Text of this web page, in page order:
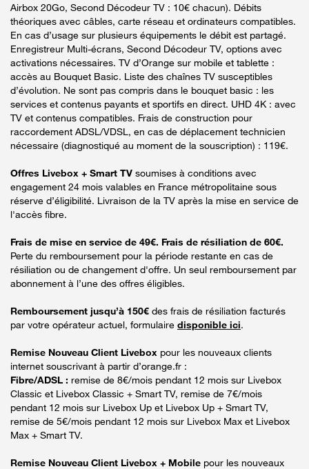
Airbox 20Go, Second Décodeur TV : 10€ chacun). Débits
théoriques avec câbles, carte réseau et ordinateurs compatibles.
En cas d’usage sur plusieurs équipements le débit est partagé.
Enregistreur Multi-écrans, Second Décodeur TV, options avec
activations nécessaires. TV d’Orange sur mobile et tablette :
accès au Bouquet Basic. Liste des chaînes TV susceptibles
d’évolution. Ne sont pas compris dans le bouquet basic : les
services et contenus payants et sportifs en direct. UHD 4K : avec
TV et contenus compatibles. Frais de construction pour
raccordement ADSL/VDSL, en cas de déplacement technicien
nécessaire (diagnostiqué au moment de la souscription) : 119€.
Offres Livebox + Smart TV soumises à conditions avec
engagement 24 mois valables en France métropolitaine sous
réserve d’éligibilité. Livraison de la TV après la mise en service de
l'accès fibre.
Frais de mise en service de 49€. Frais de résiliation de 60€.
Perte du remboursement pour la période restante en cas de
résiliation ou de changement d'offre. Un seul remboursement par
abonnement à l’une des offres éligibles.
Remboursement jusqu’à 150€ des frais de résiliation facturés
par votre opérateur actuel, formulaire disponible ici.
Remise Nouveau Client Livebox pour les nouveaux clients
internet souscrivant à partir d’orange.fr :
Fibre/ADSL : remise de 8€/mois pendant 12 mois sur Livebox
Classic et Livebox Classic + Smart TV, remise de 7€/mois
pendant 12 mois sur Livebox Up et Livebox Up + Smart TV,
remise de 5€/mois pendant 12 mois sur Livebox Max et Livebox
Max + Smart TV.
Remise Nouveau Client Livebox + Mobile pour les nouveaux